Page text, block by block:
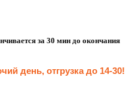
за 30 мин до окончания
день, отгрузка до 14-30!